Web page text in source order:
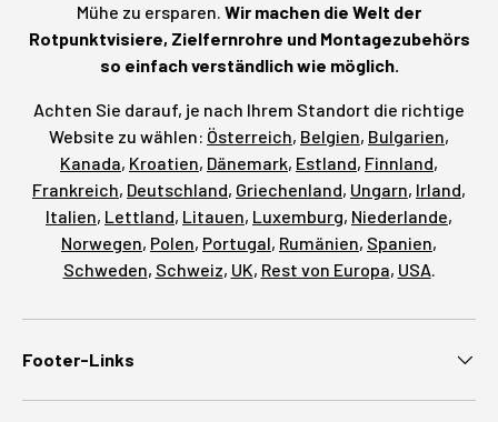
Mühe zu ersparen. Wir machen die Welt der
Rotpunktvisiere, Zielfernrohre und Montagezubehörs
so einfach verständlich wie möglich.
Achten Sie darauf, je nach Ihrem Standort die richtige
Website zu wählen: Österreich, Belgien, Bulgarien,
Kanada, Kroatien, Dänemark, Estland, Finnland,
Frankreich, Deutschland, Griechenland, Ungarn, Irland,
Italien, Lettland, Litauen, Luxemburg, Niederlande,
Norwegen, Polen, Portugal, Rumänien, Spanien,
Schweden, Schweiz, UK, Rest von Europa, USA.
Footer-Links